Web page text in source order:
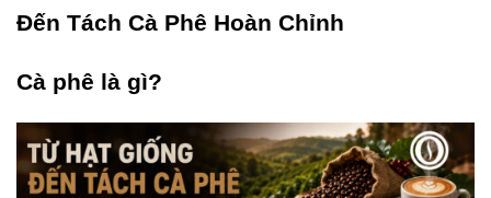
Đến Tách Cà Phê Hoàn Chỉnh
Cà phê là gì?